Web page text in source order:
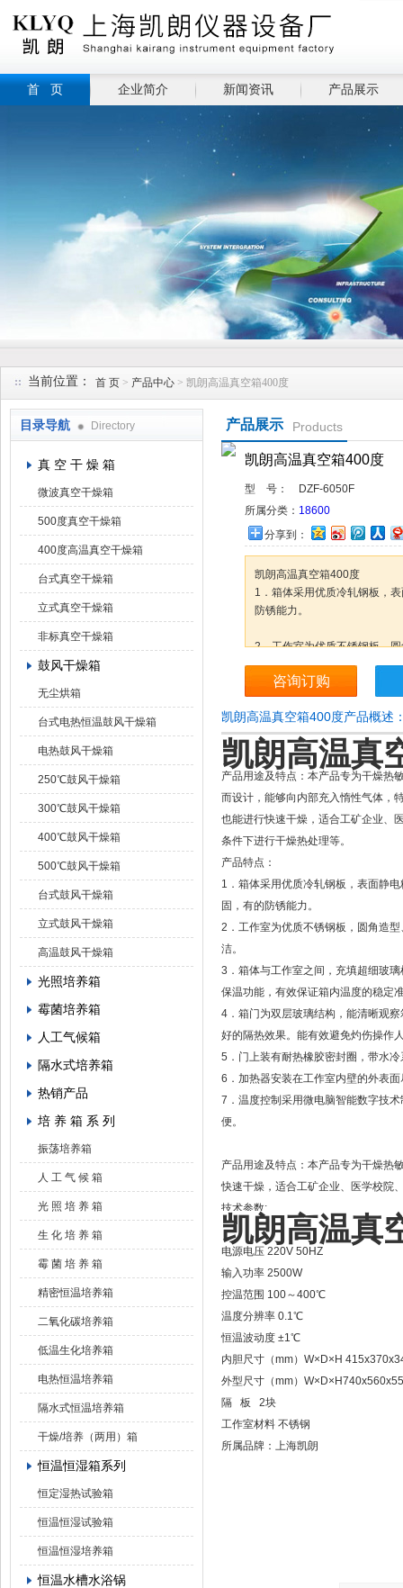
首 页 企业简介 新闻资讯 产品展示
当前位置： 首 页 > 产品中心 > 凯朗高温真空箱400度
目录导航 Directory
真 空 干 燥 箱
微波真空干燥箱
500度真空干燥箱
400度高温真空干燥箱
台式真空干燥箱
立式真空干燥箱
非标真空干燥箱
鼓风干燥箱
无尘烘箱
台式电热恒温鼓风干燥箱
电热鼓风干燥箱
250℃鼓风干燥箱
300℃鼓风干燥箱
400℃鼓风干燥箱
500℃鼓风干燥箱
台式鼓风干燥箱
立式鼓风干燥箱
高温鼓风干燥箱
光照培养箱
霉菌培养箱
人工气候箱
隔水式培养箱
热销产品
培 养 箱 系 列
振荡培养箱
人 工 气 候 箱
光 照 培 养 箱
生 化 培 养 箱
霉 菌 培 养 箱
精密恒温培养箱
二氧化碳培养箱
低温生化培养箱
电热恒温培养箱
隔水式恒温培养箱
干燥/培养（两用）箱
恒温恒湿箱系列
恒定湿热试验箱
恒温恒湿试验箱
恒温恒湿培养箱
恒温水槽水浴锅
产品展示 Products
凯朗高温真空箱400度
型 号：
DZF-6050F
所属分类： 18600
分享到：
凯朗高温真空箱400度
1．箱体采用优质冷轧钢板，
防锈能力。
2．工作室为优质不锈钢板，
3．箱体与工作室之间，充填
能，有效保证箱内温度的稳定
咨询订购
凯朗高温真空箱400度产品概述
凯朗高温真
产品用途及特点： 本产品专为干燥热
而设计，能够向内部充入惰性气体，
也能进行快速干燥，适合工矿企业、
条件下进行干燥热处理等。
产品特点：
1．箱体采用优质冷轧钢板，表面静
固，有的防锈能力。
2．工作室为优质不锈钢板，圆角造
洁。
3．箱体与工作室之间，充填超细玻
保温功能，有效保证箱内温度的稳定
4．箱门为双层玻璃结构，能清晰观
好的隔热效果。能有效避免灼伤操作
5．门上装有耐热橡胶密封圈，带水
6．加热器安装在工作室内壁的外表
7．温度控制采用微电脑智能数字技
便。
产品用途及特点：本产品专为干燥热
快速干燥，适合工矿企业、医学校院
技术参数:
凯朗高温真
电源电压 220V 50HZ
输入功率 2500W
控温范围 100～400℃
温度分辨率 0.1℃
恒温波动度 ±1℃
内胆尺寸（mm）W×D×H
外型尺寸（mm）W×D×H
隔 板 2块
工作室材料 不锈钢
所属品牌：上海凯朗